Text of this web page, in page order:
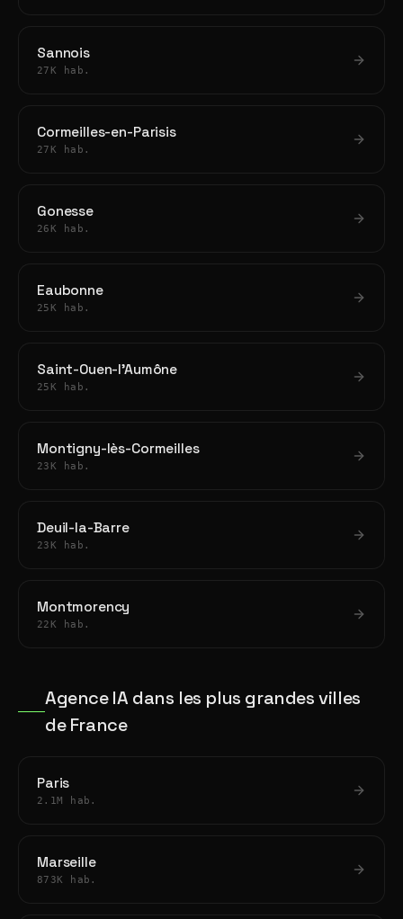
Sannois
27K hab.
Cormeilles-en-Parisis
27K hab.
Gonesse
26K hab.
Eaubonne
25K hab.
Saint-Ouen-l'Aumône
25K hab.
Montigny-lès-Cormeilles
23K hab.
Deuil-la-Barre
23K hab.
Montmorency
22K hab.
Agence IA dans les plus grandes villes
de France
Paris
2.1M hab.
Marseille
873K hab.